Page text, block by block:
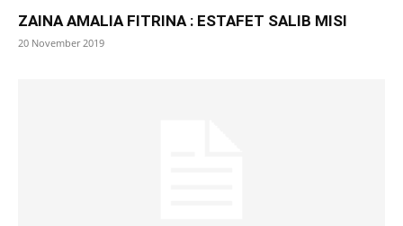
ZAINA AMALIA FITRINA : ESTAFET SALIB MISI
20 November 2019